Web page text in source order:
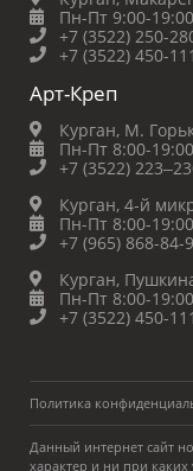
Пн-Пт 9:00-
+7 (3522) 250-
+7 (3522) 450-111
Арт-Креп
Курган, М.
Пн-Пт 8:00-
+7 (3522)
Курган, 4-й
Пн-Пт 8:00-
+7 (965) 868-84-
Курган,
Пн-Пт 8:00-
+7 (3522) 450-111
Политика
Данный интернет сайт
характер и ни при